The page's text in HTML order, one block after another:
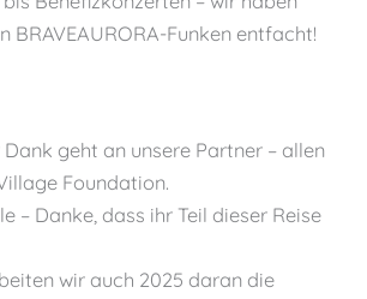
BRAVEAURORA-Funken entfacht!
geht an unsere Partner – allen
Foundation.
– Danke, dass ihr Teil dieser Reise
wir auch 2025 daran die